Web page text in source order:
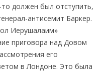
должен был отступить,
антисемит Баркер.
Иерушалаим»
приговора над Довом
его
в Лондоне. Это была